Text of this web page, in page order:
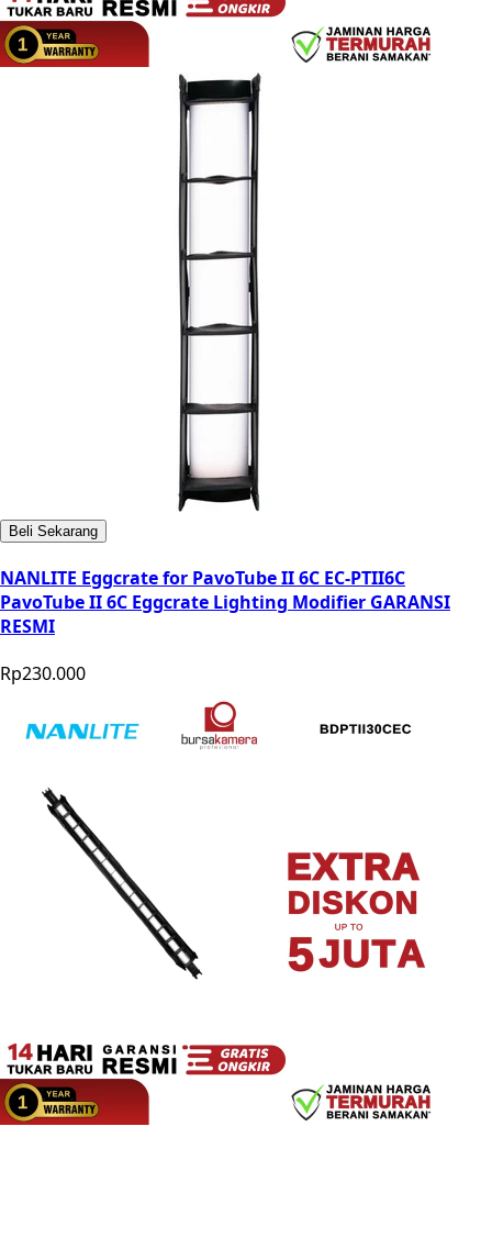
Beli Sekarang
NANLITE Eggcrate for PavoTube II 6C EC-PTII6C
PavoTube II 6C Eggcrate Lighting Modifier GARANSI
RESMI
Rp230.000